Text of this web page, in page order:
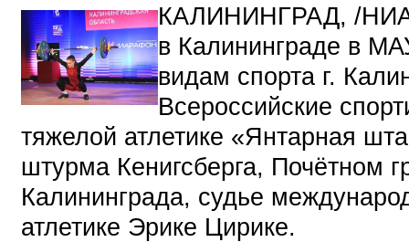
КАЛИНИНГРАД, /
в Калининграде в
видам спорта г.
Всероссийские
тяжелой атлетике «Янтарная
штурма Кенигсберга, Почётном
Калининграда, судье
атлетике Эрике Цирике.